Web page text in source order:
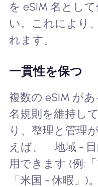
を eSIM 名とし
い。これにより
れます。
一貫性を保つ
複数の eSIM が
名規則を維持し
り、整理と管理
えば、「地域 -
用できます (例:
「米国 - 休暇」)。